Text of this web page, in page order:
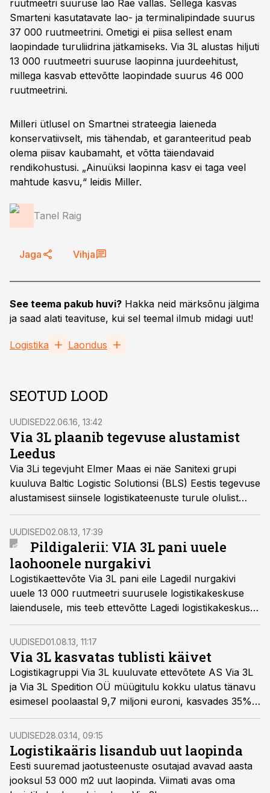
ruutmeetri suuruse lao Rae vallas. Sellega kasvas
Smarteni kasutatavate lao- ja terminalipindade suurus
37 000 ruutmeetrini. Ometigi ei piisa sellest enam
laopindade turuliidrina jätkamiseks. Via 3L alustas hiljuti
13 000 ruutmeetri suuruse laopinna juurdeehitust,
millega kasvab ettevõtte laopindade suurus 46 000
ruutmeetrini.
Milleri ütlusel on Smartnei strateegia laieneda
konservatiivselt, mis tähendab, et garanteeritud peab
olema piisav kaubamaht, et võtta täiendavaid
rendikohustusi. „Ainuüksi laopinna kasv ei taga veel
mahtude kasvu,“ leidis Miller.
Tanel Raig
Jaga Vihja
See teema pakub huvi? Hakka neid märksõnu jälgima
ja saad alati teavituse, kui sel teemal ilmub midagi uut!
Logistika Laondus
SEOTUD LOOD
UUDISED22.06.16, 13:42
Via 3L plaanib tegevuse alustamist
Leedus
Via 3Li tegevjuht Elmer Maas ei näe Sanitexi grupi
kuuluva Baltic Logistic Solutionsi (BLS) Eestis tegevuse
alustamisest siinsele logistikateenuste turule olulist
mõju. Küll aga plaanib Via 3L ka ise laieneda Baltikumis
ja kaalub tegevuse alustamist Leedus.
UUDISED02.08.13, 17:39
Pildigalerii: VIA 3L pani uuele
laohoonele nurgakivi
Logistikaettevõte Via 3L pani eile Lagedil nurgakivi
uuele 13 000 ruutmeetri suurusele logistikakeskuse
laiendusele, mis teeb ettevõtte Lagedi logistikakeskuse
pinnaks 35 000 ruutmeetri.
UUDISED01.08.13, 11:17
Via 3L kasvatas tublisti käivet
Logistikagruppi Via 3L kuuluvate ettevõtete AS Via 3L
ja Via 3L Spedition OÜ müügitulu kokku ulatus tänavu
esimesel poolaastal 9,7 miljoni euroni, kasvades 35%
võrreldes eelmise aasta sama perioodiga.
UUDISED28.03.14, 09:15
Logistikaäris lisandub uut laopinda
Eesti suuremad jaotusteenuste osutajad avavad aasta
jooksul 53 000 m2 uut laopinda. Viimati avas oma